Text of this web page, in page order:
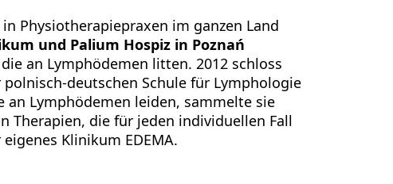
Physiotherapiepraxen im ganzen Land
und Palium Hospiz in Poznań
an Lymphödemen litten. 2012 schloss
deutschen Schule für Lymphologie
Lymphödemen leiden, sammelte sie
Therapien, die für jeden individuellen Fall
Klinikum EDEMA.